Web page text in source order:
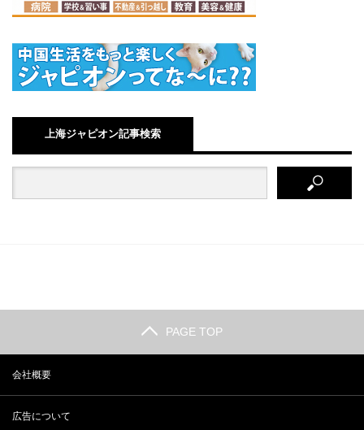
上海ジャピオン記事検索
PAGE TOP
会社概要
広告について